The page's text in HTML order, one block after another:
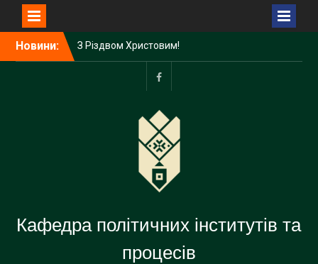
Новини:
З Різдвом Христовим!
З НОВИМ РОКОМ!
Затверджено склад
Наглядової ради
університету імені Василя
facebook
Кафедра політичних інститутів та
процесів